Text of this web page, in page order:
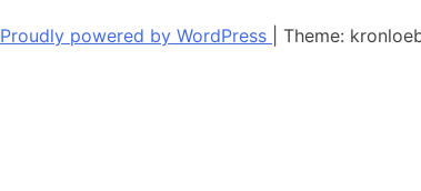
Proudly powered by WordPress Theme: